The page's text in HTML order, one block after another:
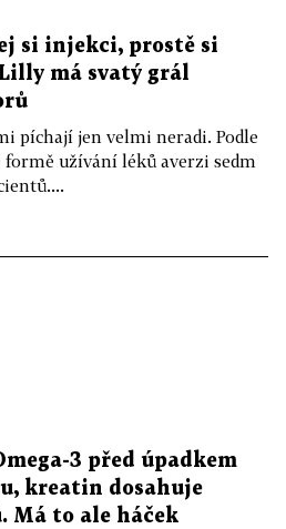
si injekci, prostě si
má svatý grál
píchají jen velmi neradi. Podle
užívání léků averzi sedm
3 před úpadkem
kreatin dosahuje
Má to ale háček